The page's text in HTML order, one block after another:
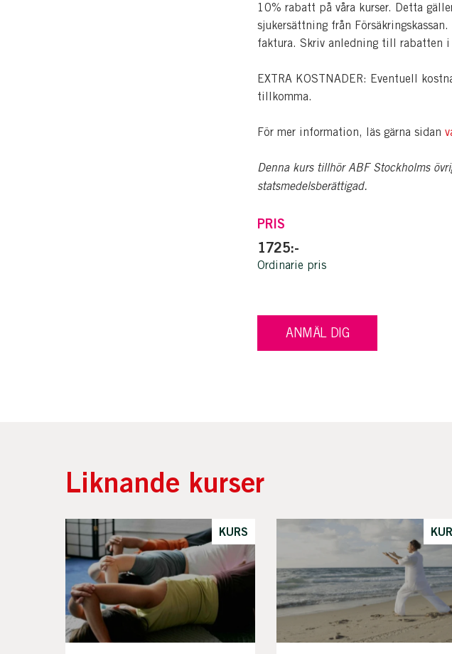
10% rabatt på våra kurser. Detta
sjukersättning från
faktura. Skriv anledning till rabatten
EXTRA KOSTNADER: Eventuell
tillkomma.
För mer information, läs gärna sidan
Denna kurs tillhör ABF Stockholms
statsmedelsberättigad.
PRIS
1725:-
Ordinarie pris
ANMÄL DIG
Liknande kurser
KURS